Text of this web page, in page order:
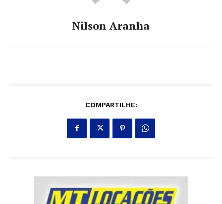
Nilson Aranha
COMPARTILHE: